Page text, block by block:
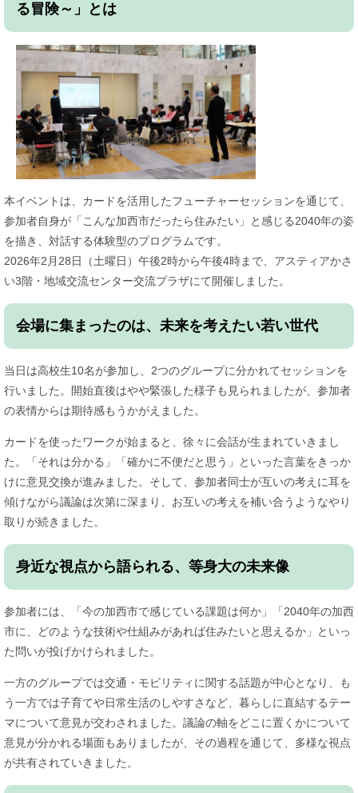
る冒険～」とは
本イベントは、カードを活用したフューチャーセッションを通じて、
参加者自身が「こんな加西市だったら住みたい」と感じる2040年の姿
を描き、対話する体験型のプログラムです。
2026年2月28日（土曜日）午後2時から午後4時まで、アスティアかさ
い3階・地域交流センター交流プラザにて開催しました。
会場に集まったのは、未来を考えたい若い世代
当日は高校生10名が参加し、2つのグループに分かれてセッションを
行いました。開始直後はやや緊張した様子も見られましたが、参加者
の表情からは期待感もうかがえました。
カードを使ったワークが始まると、徐々に会話が生まれていきまし
た。「それは分かる」「確かに不便だと思う」といった言葉をきっか
けに意見交換が進みました。そして、参加者同士が互いの考えに耳を
傾けながら議論は次第に深まり、お互いの考えを補い合うようなやり
取りが続きました。
身近な視点から語られる、等身大の未来像
参加者には、「今の加西市で感じている課題は何か」「2040年の加西
市に、どのような技術や仕組みがあれば住みたいと思えるか」といっ
た問いが投げかけられました。
一方のグループでは交通・モビリティに関する話題が中心となり、も
う一方では子育てや日常生活のしやすさなど、暮らしに直結するテー
マについて意見が交わされました。議論の軸をどこに置くかについて
意見が分かれる場面もありましたが、その過程を通じて、多様な視点
が共有されていきました。